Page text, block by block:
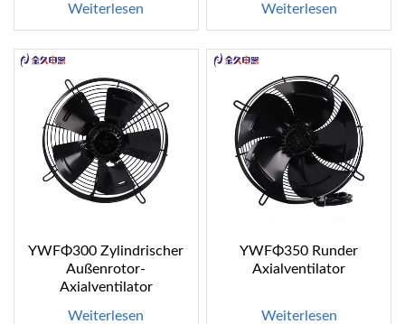
Weiterlesen
Weiterlesen
YWFΦ300 Zylindrischer
Außenrotor-
Axialventilator
Weiterlesen
YWFΦ350 Runder
Axialventilator
Weiterlesen